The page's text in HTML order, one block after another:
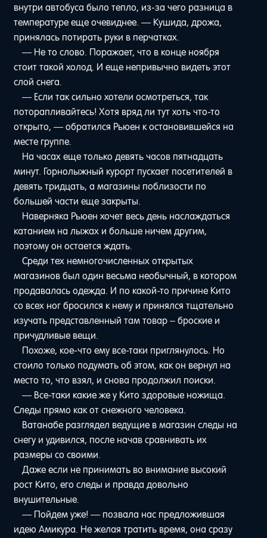
внутри автобуса было тепло, из-за чего разница в
температуре еще очевиднее. — Кушида, дрожа,
принялась потирать руки в перчатках.
— Не то слово. Поражает, что в конце ноября
стоит такой холод. И еще непривычно видеть этот
слой снега.
— Если так сильно хотели осмотреться, так
поторапливайтесь! Хотя вряд ли тут хоть что-то
открыто, — обратился Рьюен к остановившейся на
месте группе.
На часах еще только девять часов пятнадцать
минут. Горнолыжный курорт пускает посетителей в
девять тридцать, а магазины поблизости по
большей части еще закрыты.
Наверняка Рьюен хочет весь день наслаждаться
катанием на лыжах и больше ничем другим,
поэтому он остается ждать.
Среди тех немногочисленных открытых
магазинов был один весьма необычный, в котором
продавалась одежда. И по какой-то причине Кито
со всех ног бросился к нему и принялся тщательно
изучать представленный там товар – броские и
причудливые вещи.
Похоже, кое-что ему все-таки приглянулось. Но
стоило только подумать об этом, как он вернул на
место то, что взял, и снова продолжил поиски.
— Все-таки какие же у Кито здоровые ножища.
Следы прямо как от снежного человека.
Ватанабе разглядел ведущие в магазин следы на
снегу и удивился, после начав сравнивать их
размеры со своими.
Даже если не принимать во внимание высокий
рост Кито, его следы и правда довольно
внушительные.
— Пойдем уже! — позвала нас предложившая
идею Амикура. Не желая тратить время, она сразу